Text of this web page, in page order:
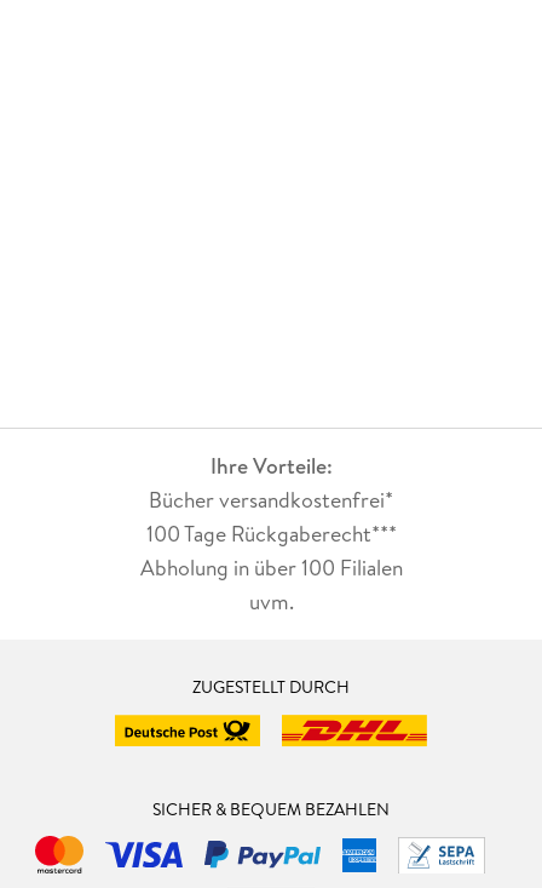
Ihre Vorteile:
Bücher versandkostenfrei*
100 Tage Rückgaberecht***
Abholung in über 100 Filialen
uvm.
ZUGESTELLT DURCH
SICHER & BEQUEM BEZAHLEN